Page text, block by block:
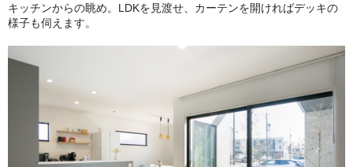
キッチンからの眺め。LDKを見渡せ、カーテンを開ければデッキの
様子も伺えます。